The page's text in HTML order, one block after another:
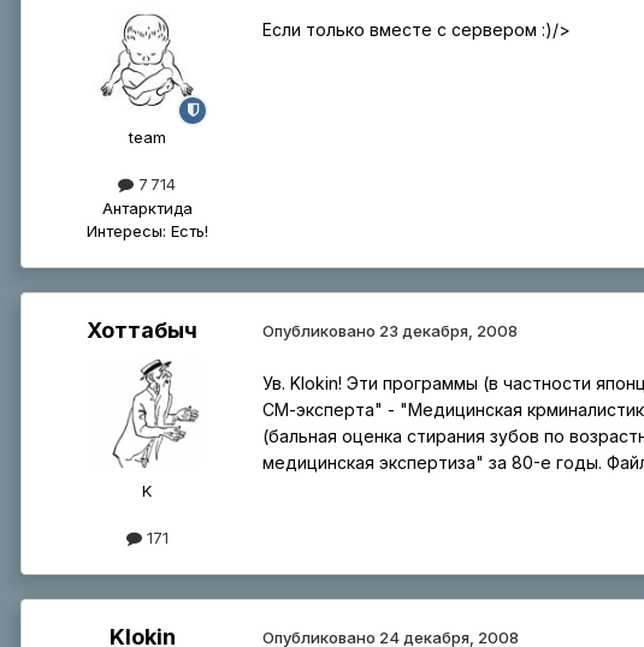
tеаm
7 714
Антарктида
Интересы: Есть!
Если только вместе с сервером :)/>
Хоттабыч
K
171
Опубликовано 23 декабря, 2008
Ув. Klokin! Эти программы (в частности
СМ-эксперта" - "Медицинская
(бальная оценка стирания зубов по
медицинская экспертиза" за 80-е годы.
Klokin Опубликовано 24 декабря, 2008